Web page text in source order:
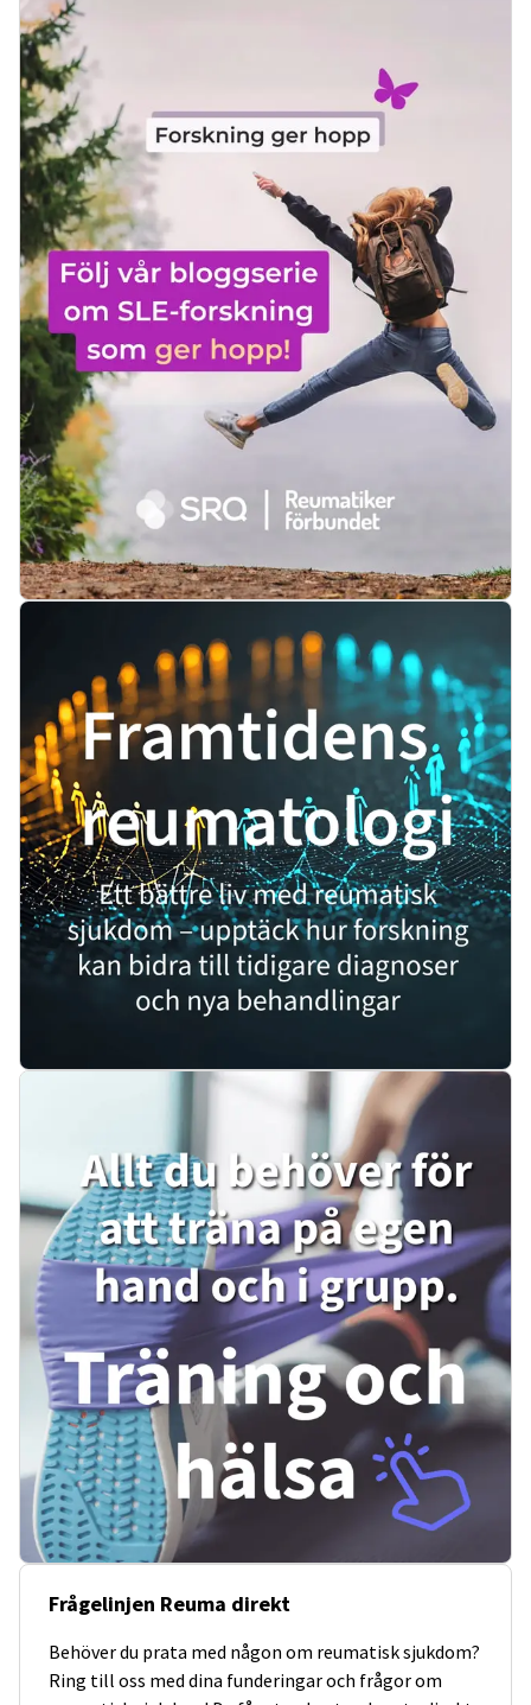
Frågelinjen Reuma direkt
Behöver du prata med någon om reumatisk sjukdom?
Ring till oss med dina funderingar och frågor om